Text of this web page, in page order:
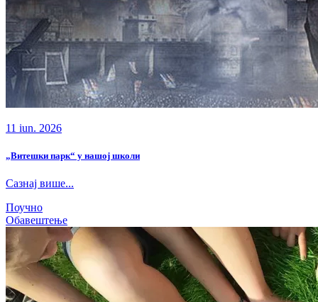
11 iun. 2026
„Витешки парк“ у нашој школи
Сазнај више...
Поучно
Обавештење